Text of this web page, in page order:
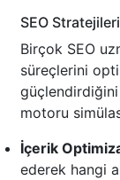
SEO
Birçok SEO
süreçlerini
motoru
İçerik
ederek hangi